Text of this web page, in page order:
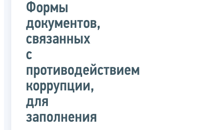
Формы
документов,
связанных
с
противодействием
коррупции,
для
заполнения